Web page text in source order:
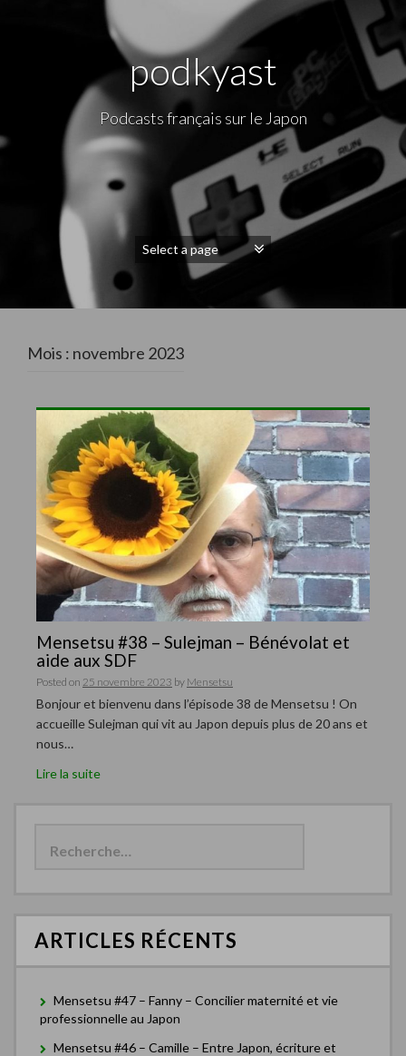
podkyast
Podcasts français sur le Japon
Mois : novembre 2023
Mensetsu #38 – Sulejman – Bénévolat et
aide aux SDF
Posted on 25 novembre 2023 by Mensetsu
Bonjour et bienvenu dans l’épisode 38 de Mensetsu ! On
accueille Sulejman qui vit au Japon depuis plus de 20 ans et
nous…
Lire la suite
h
ARTICLES RÉCENTS
Mensetsu #47 – Fanny – Concilier maternité et vie
professionnelle au Japon
Mensetsu #46 – Camille – Entre Japon, écriture et